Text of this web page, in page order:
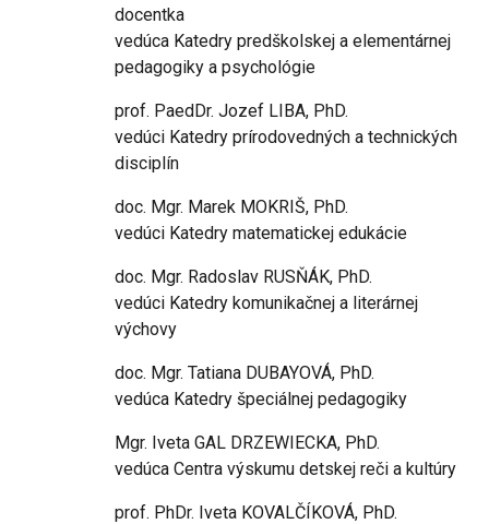
docentka
vedúca Katedry predškolskej a elementárnej
pedagogiky a psychológie
prof. PaedDr. Jozef LIBA, PhD.
vedúci Katedry prírodovedných a technických
disciplín
doc. Mgr. Marek MOKRIŠ, PhD.
vedúci Katedry matematickej edukácie
doc. Mgr. Radoslav RUSŇÁK, PhD.
vedúci Katedry komunikačnej a literárnej
výchovy
doc. Mgr. Tatiana DUBAYOVÁ, PhD.
vedúca Katedry špeciálnej pedagogiky
Mgr. Iveta GAL DRZEWIECKA, PhD.
vedúca Centra výskumu detskej reči a kultúry
prof. PhDr. Iveta KOVALČÍKOVÁ, PhD.